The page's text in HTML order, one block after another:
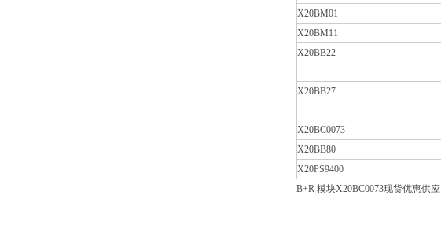
X20BM01
X20BM11
X20BB22
X20BB27
X20BC0073
X20BB80
X20PS9400
B+R 模块X20BC0073现货优惠供应